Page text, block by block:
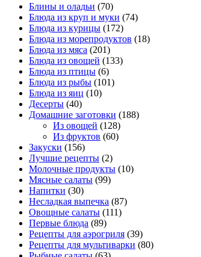
Блины и оладьи (70)
Блюда из круп и муки (74)
Блюда из курицы (172)
Блюда из морепродуктов (18)
Блюда из мяса (201)
Блюда из овощей (133)
Блюда из птицы (6)
Блюда из рыбы (101)
Блюда из яиц (10)
Десерты (40)
Домашние заготовки (188)
Из овощей (128)
Из фруктов (60)
Закуски (156)
Лучшие рецепты (2)
Молочные продукты (10)
Мясные салаты (99)
Напитки (30)
Несладкая выпечка (87)
Овощные салаты (111)
Первые блюда (89)
Рецепты для аэрогриля (39)
Рецепты для мультиварки (80)